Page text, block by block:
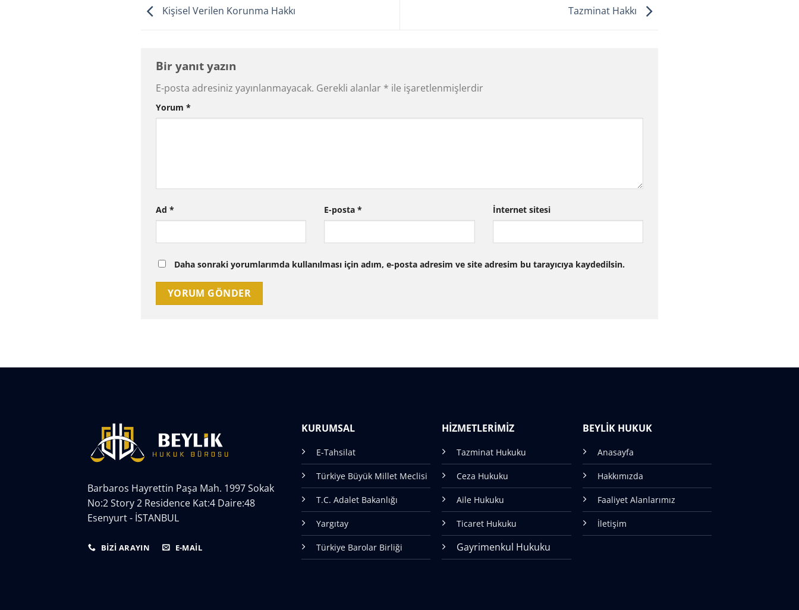
Kişisel Verilen Korunma Hakkı Tazminat Hakkı
Bir yanıt yazın
E-posta adresiniz yayınlanmayacak. Gerekli alanlar * ile işaretlenmişlerdir
Yorum *
Ad * E-posta* İnternet sitesi
Daha sonraki yorumlarımda kullanılması için adım, e-posta adresim ve site adresim bu tarayıcıya kaydedilsin.
Barbaros Hayrettin Paşa Mah. 1997 Sokak
No:2 Story 2 Residence Kat:4 Daire:48
Esenyurt - İSTANBUL
BİZİ ARAYIN E-MAIL
KURUMSAL
E-Tahsilat
Türkiye Büyük Millet Meclisi
T.C. Adalet Bakanlığı
Yargıtay
Türkiye Barolar Birliği
HİZMETLERİMİZ
Tazminat Hukuku
Ceza Hukuku
Aile Hukuku
Ticaret Hukuku
Gayrimenkul Hukuku
BEYLİK HUKUK
Anasayfa
Hakkımızda
Faaliyet Alanlarımız
İletişim